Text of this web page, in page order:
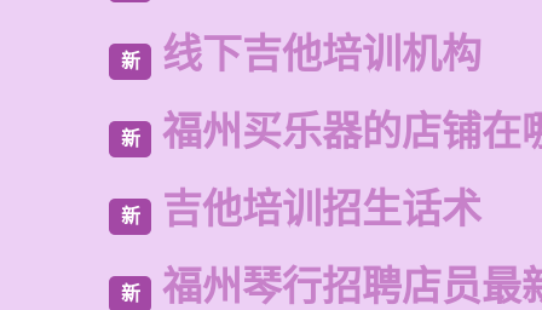
新 线下吉他培训机构
新 福州买乐器的店铺在
新 吉他培训招生话术
新 福州琴行招聘店员最